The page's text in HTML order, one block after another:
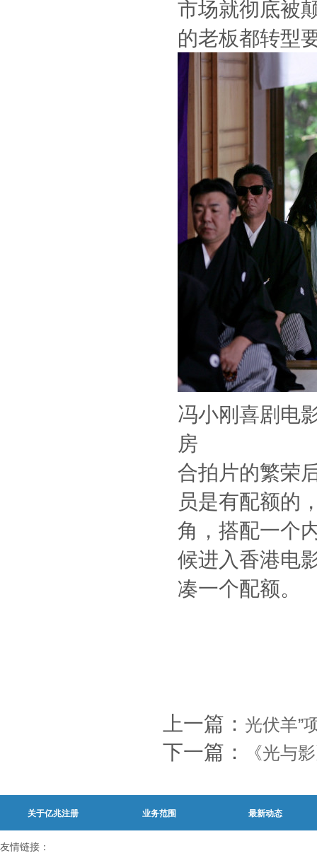
市场就彻底被
的老板都转型
冯小刚喜剧电
房
合拍片的繁荣
员是有配额的
角，搭配一个
候进入香港电
凑一个配额。
上一篇： 光伏羊”
下一篇： 《光与
关于亿兆注册 业务范围 最新动态
友情链接：